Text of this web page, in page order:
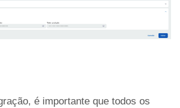
é importante que todos os